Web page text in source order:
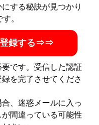
する秘訣が見つかり
。
登録する⇒⇒
です。受信した認証
を完了させてくださ
、迷惑メールに入っ
間違っている可能性